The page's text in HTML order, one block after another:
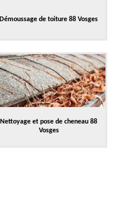
Démoussage de toiture 88 Vosges
Nettoyage et pose de cheneau 88
Vosges